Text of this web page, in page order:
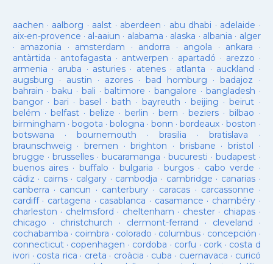
aachen · aalborg · aalst · aberdeen · abu dhabi · adelaide ·
aix-en-provence · al-aaiun · alabama · alaska · albania · alger
· amazonia · amsterdam · andorra · angola · ankara ·
antàrtida · antofagasta · antwerpen · apartadó · arezzo ·
armenia · aruba · asturies· atenes· atlanta · auckland ·
augsburg · austin · azores·bad homburg ·badajoz ·
bahrain ·baku · bali ·baltimore ·bangalore · bangladesh ·
bangor· bari ·basel ·bath · bayreuth ·beijing ·beirut ·
belém · belfast· belize · berlin ·bern ·beziers ·bilbao ·
birmingham · bogota · bologna ·bonn ·bordeaux ·boston ·
botswana · bournemouth ·brasilia ·bratislava ·
braunschweig · bremen ·brighton · brisbane · bristol ·
brugge · brusselles· bucaramanga · bucuresti · budapest·
buenos aires· buffalo · bulgaria · burgos· cabo verde ·
cádiz · cairns· calgary · cambodja · cambridge · canarias·
canberra · cancun · canterbury · caracas · carcassonne ·
cardiff· cartagena · casablanca · casamance · chambéry·
charleston · chelmsford · cheltenham · chester· chiapas ·
chicago · christchurch · clermont-ferrand · cleveland ·
cochabamba · coimbra · colorado · columbus· concepción ·
connecticut· copenhagen · cordoba · corfu · cork · costa d
ivori · costa rica · creta · croàcia · cuba · cuernavaca · curicó